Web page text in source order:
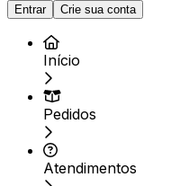
Entrar Crie sua conta
Início
Pedidos
Atendimentos